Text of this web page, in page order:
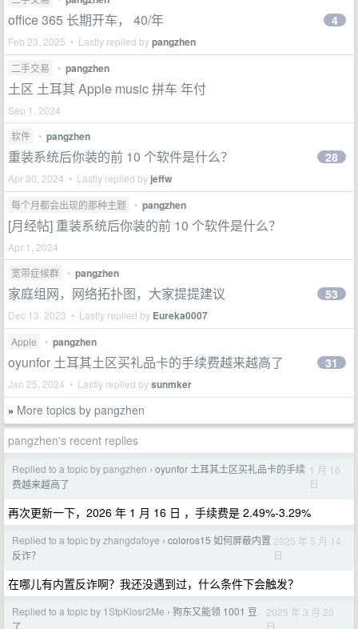
office 365 长期开车， 40/年
Feb 23, 2025 • Lastly replied bypangzhen
4
二手交易 • pangzhen
土区 土耳其 Apple music 拼车 年付
Sep 1, 2024
软件
• pangzhen
重装系统后你装的前 10 个软件是什么？
Apr 30, 2024 • Lastly replied by jeffw
28
每个月都会出现的那种主题 • pangzhen
[月经帖] 重装系统后你装的前 10 个软件是什么？
Apr 1, 2024
宽带症候群
• pangzhen
家庭组网，网络拓扑图，大家提提建议
Dec 13, 2023 • Lastly replied by Eureka0007
53
Apple • pangzhen
oyunfor 土耳其土区买礼品卡的手续费越来越高了
Jan 25, 2024 • Lastly replied bysunmker
31
» More topics by pangzhen
pangzhen's recent replies
Replied to a topic by pangzhen › oyunfor 土耳其土区买礼品卡的手续
费越来越高了
1 月 16
日
再次更新一下，2026 年 1 月 16 日 ，手续费是 2.49%-3.29%
Replied to a topic by zhangdafoye › coloros15 如何屏蔽内置
反诈？
2025 年 5 月 14
日
在哪儿有内置反诈啊？我还没遇到过，什么条件下会触发？
Replied to a topic by 1StpKlosr2Me › 狗东又能领 1001 豆
了
2025 年 3 月 20
日